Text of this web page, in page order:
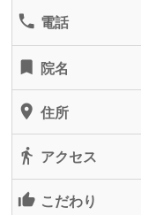
phone 電話
turned_in 院名
location_on 住所
directions_walk アクセス
thumb_up_alt こだわり